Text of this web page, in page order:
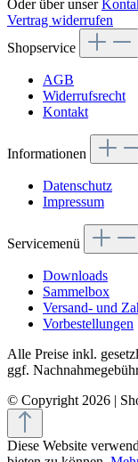
Oder über unser
Vertrag widerrufen
Shopservice
AGB
Widerrufsrecht
Kontakt
Informationen
Datenschutz
Impressum
Servicemenü
Downloads
Sammelbox
Versand- und
Vorbestellungen
Alle Preise inkl.
ggf.
© Copyright 2026 |
Diese Website